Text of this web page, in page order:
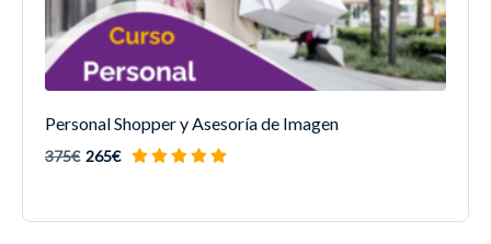
Personal Shopper y Asesoría de Imagen
375€ 265€